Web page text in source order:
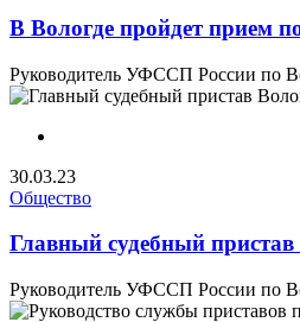
В Вологде пройдет прием
Руководитель УФССП России по
30.03.23
Общество
Главный судебный
Руководитель УФССП России по